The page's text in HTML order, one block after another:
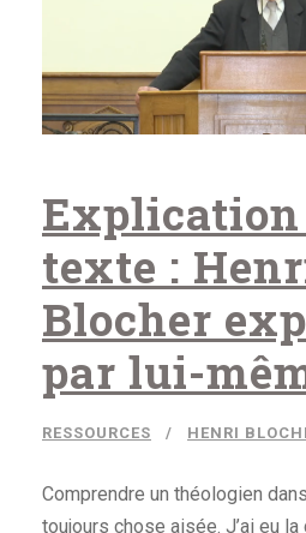
Explication
texte :
Blocher
par lui-
RESSOURCES HENRI
Comprendre un théologien
toujours chose aisée. J’ai eu la